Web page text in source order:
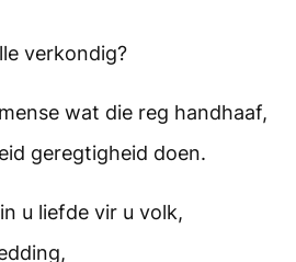
verkondig?
wat die reg handhaaf,
geregtigheid doen.
u liefde vir u volk,